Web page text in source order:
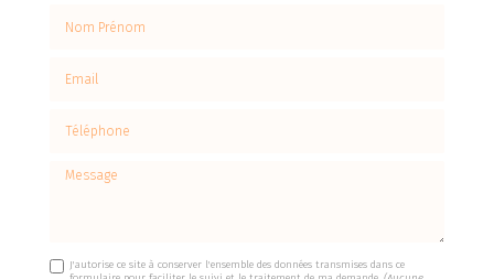
Message
J'autorise ce site à conserver l'ensemble des données transmises dans ce